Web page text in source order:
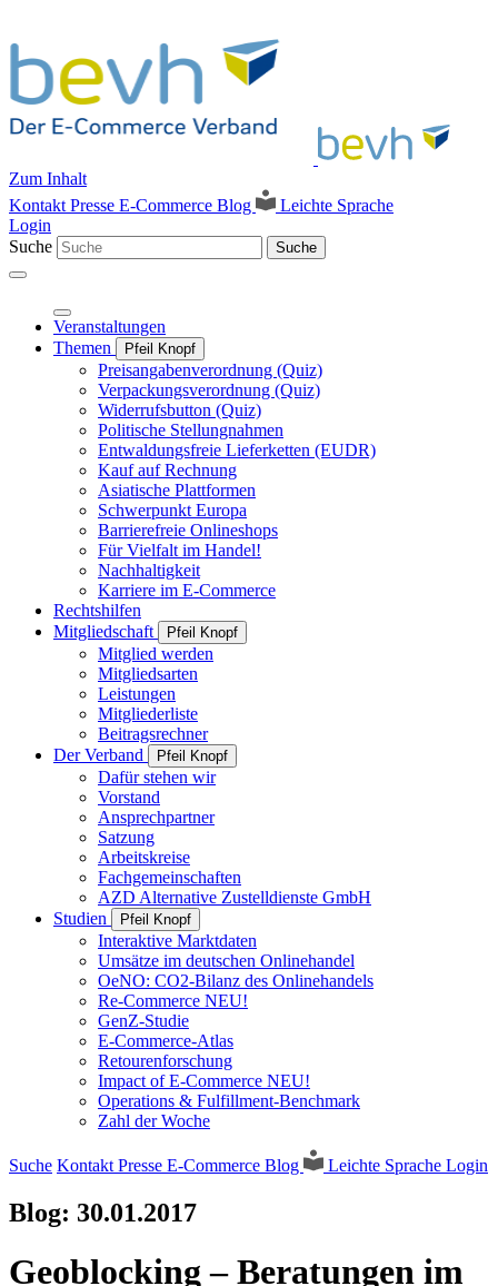
Zum Inhalt
Kontakt Presse E-Commerce Blog
Leichte Sprache
Login
Suche
Suche
Veranstaltungen
Themen
Pfeil Knopf
Preisangabenverordnung (Quiz)
Verpackungsverordnung (Quiz)
Widerrufsbutton (Quiz)
Politische Stellungnahmen
Entwaldungsfreie Lieferketten (EUDR)
Kauf auf Rechnung
Asiatische Plattformen
Schwerpunkt Europa
Barrierefreie Onlineshops
Für Vielfalt im Handel!
Nachhaltigkeit
Karriere im E-Commerce
Rechtshilfen
Mitgliedschaft
Pfeil Knopf
Mitglied werden
Mitgliedsarten
Leistungen
Mitgliederliste
Beitragsrechner
Der Verband
Pfeil Knopf
Dafür stehen wir
Vorstand
Ansprechpartner
Satzung
Arbeitskreise
Fachgemeinschaften
AZD Alternative Zustelldienste GmbH
Studien
Pfeil Knopf
Interaktive Marktdaten
Umsätze im deutschen Onlinehandel
OeNO: CO2-Bilanz des Onlinehandels
Re-Commerce NEU!
GenZ-Studie
E-Commerce-Atlas
Retourenforschung
Impact of E-Commerce NEU!
Operations & Fulfillment-Benchmark
Zahl der Woche
Suche Kontakt Presse E-Commerce Blog Leichte Sprache Login
Blog: 30.01.2017
Geoblocking – Beratungen im